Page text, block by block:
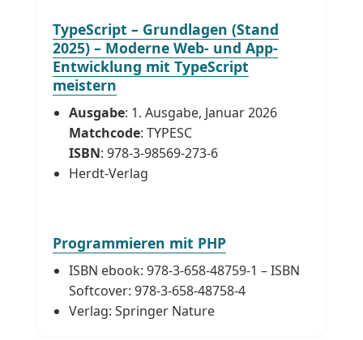
TypeScript – Grundlagen (Stand
2025) – Moderne Web- und App-
Entwicklung mit TypeScript
meistern
Ausgabe: 1. Ausgabe, Januar 2026
Matchcode: TYPESC
ISBN: 978-3-98569-273-6
Herdt-Verlag
Programmieren mit PHP
ISBN ebook: 978-3-658-48759-1 – ISBN
Softcover: 978-3-658-48758-4
Verlag: Springer Nature